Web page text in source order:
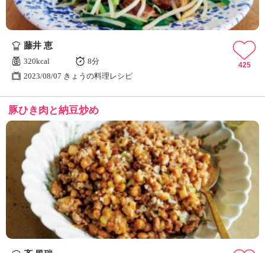
藤井 恵
320kcal
8分
2023/08/07 きょうの料理レシピ
425
豚ひき肉と納豆炒め